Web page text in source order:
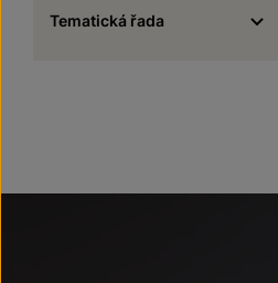
Tematická řada